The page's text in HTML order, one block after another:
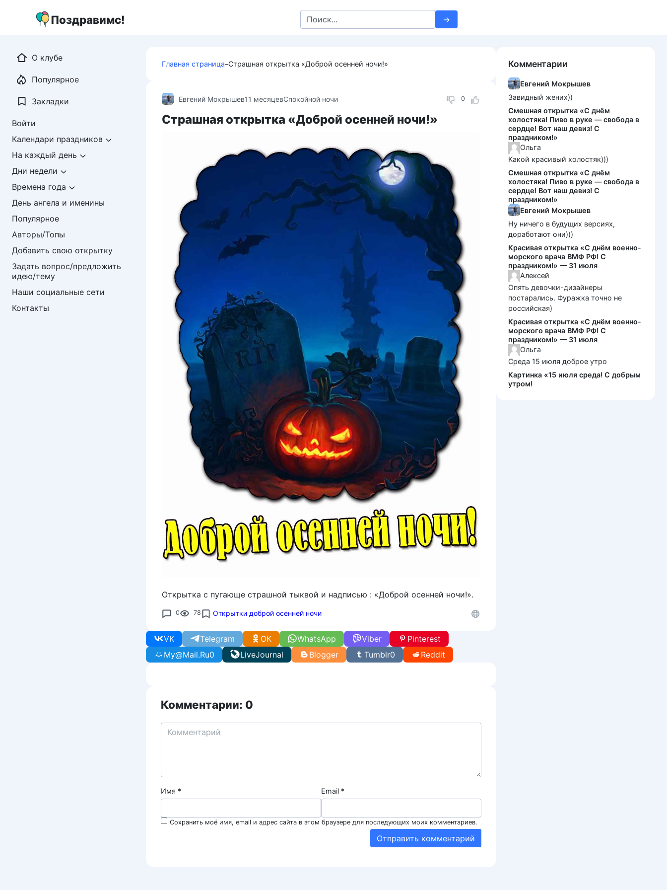
Поздравимс!
Search
for:
Главная страница–Страшная открытка «Доброй осенней ночи!»
0
Евгений Мокрышев11 месяцевСпокойной ночи
Страшная открытка «Доброй осенней ночи!»
Открытка с пугающе страшной тыквой и надписью : «Доброй осенней ночи!».
0 78 Открытки доброй осенней ночи
WhatsApp
VK Telegram Viber
OK
LiveJournal
My@Mail.Ru0 Tumblr0
Pinterest
Reddit
Blogger
Комментарии: 0
Имя * Email *
Сохранить моё имя, email и адрес сайта в этом браузере для последующих моих комментариев.
О клубе
Популярное
Закладки
Войти
Календари праздников
На каждый день
Дни недели
Времена года
День ангела и именины
Популярное
Авторы/Топы
Добавить свою открытку
Задать вопрос/предложить
идею/тему
Наши социальные сети
Контакты
Комментарии
Евгений Мокрышев
Завидный жених))
Смешная открытка «С днём
холостяка! Пиво в руке — свобода в
сердце! Вот наш девиз! С
праздником!»
Ольга
Какой красивый холостяк)))
Смешная открытка «С днём
холостяка! Пиво в руке — свобода в
сердце! Вот наш девиз! С
праздником!»
Евгений Мокрышев
Ну ничего в будущих версиях,
доработают они)))
Красивая открытка «С днём военно-
морского врача ВМФ РФ! С
праздником!» — 31 июля
Алексей
Опять девочки-дизайнеры
постарались. Фуражка точно не
российская)
Красивая открытка «С днём военно-
морского врача ВМФ РФ! С
праздником!» — 31 июля
Ольга
Среда 15 июля доброе утро
Картинка «15 июля среда! С добрым
утром!